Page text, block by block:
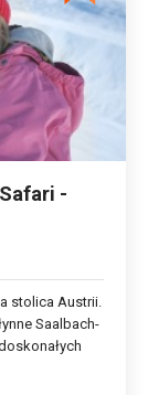
-
stolica Austrii.
Saalbach-